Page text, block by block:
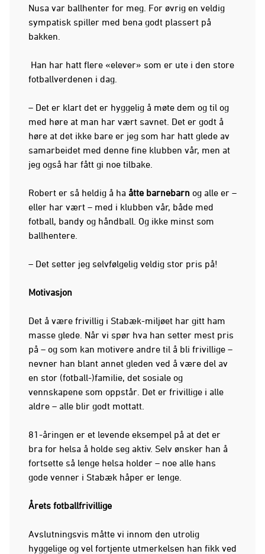
Nusa var ballhenter for meg. For øvrig en veldig
sympatisk spiller med bena godt plassert på
bakken.
Han har hatt flere «elever» som er ute i den store
fotballverdenen i dag.
– Det er klart det er hyggelig å møte dem og til og
med høre at man har vært savnet. Det er godt å
høre at det ikke bare er jeg som har hatt glede av
samarbeidet med denne fine klubben vår, men at
jeg også har fått gi noe tilbake.
Robert er så heldig å ha åtte barnebarn og alle er –
eller har vært – med i klubben vår, både med
fotball, bandy og håndball. Og ikke minst som
ballhentere.
– Det setter jeg selvfølgelig veldig stor pris på!
Motivasjon
Det å være frivillig i Stabæk-miljøet har gitt ham
masse glede. Når vi spør hva han setter mest pris
på – og som kan motivere andre til å bli frivillige –
nevner han blant annet gleden ved å være del av
en stor (fotball-)familie, det sosiale og
vennskapene som oppstår. Det er frivillige i alle
aldre – alle blir godt mottatt.
81-åringen er et levende eksempel på at det er
bra for helsa å holde seg aktiv. Selv ønsker han å
fortsette så lenge helsa holder – noe alle hans
gode venner i Stabæk håper er lenge.
Årets fotballfrivillige
Avslutningsvis måtte vi innom den utrolig
hyggelige og vel fortjente utmerkelsen han fikk ved